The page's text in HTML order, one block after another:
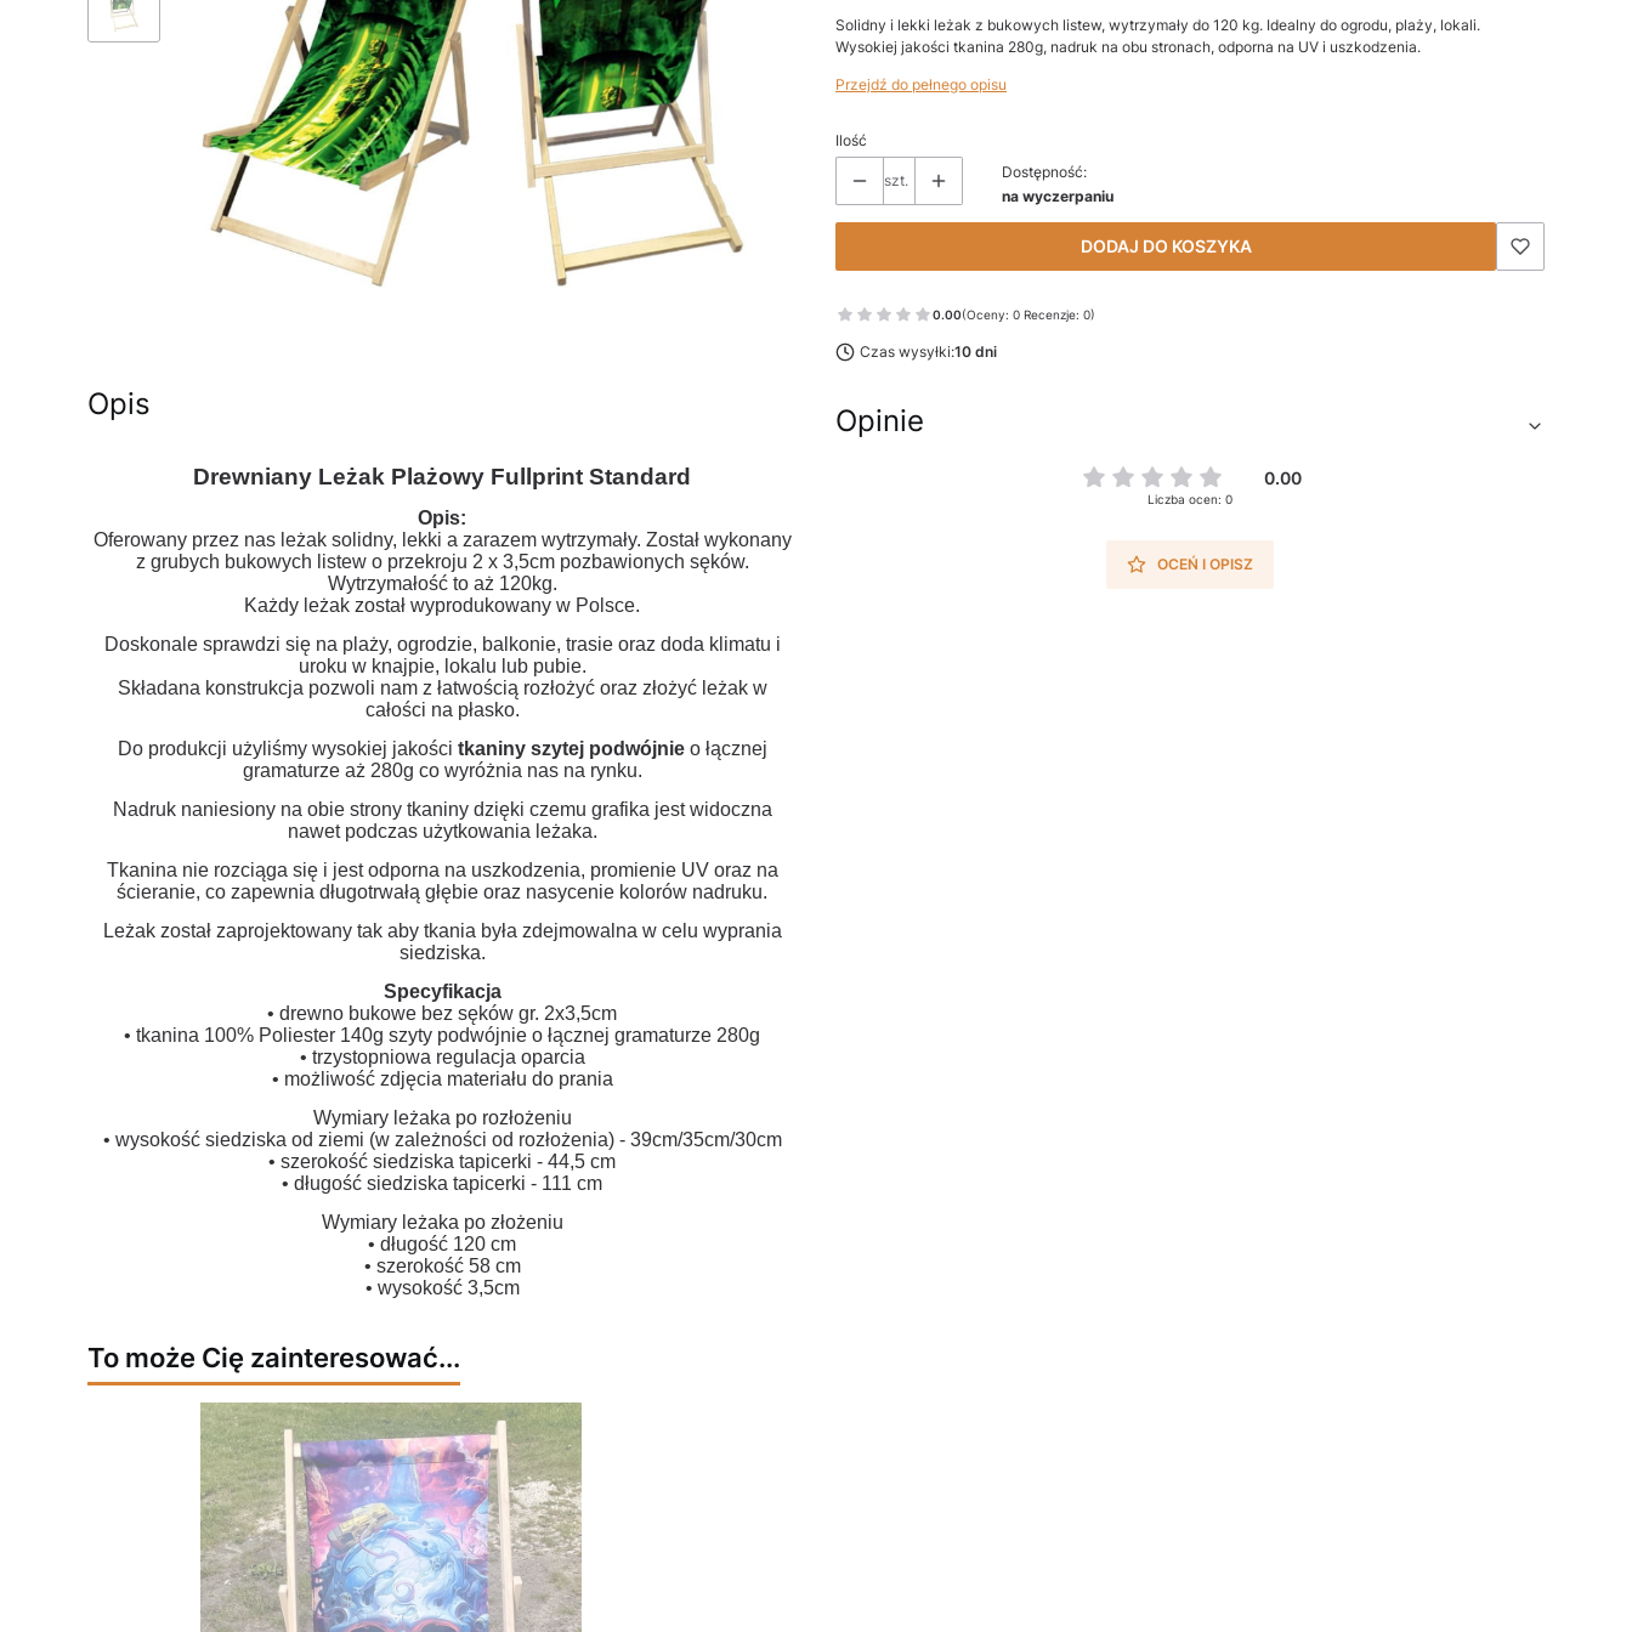
Solidny i lekki leżak z bukowych listew, wytrzymały do 120 kg. Idealny do ogrodu, plaży, lokali.
Wysokiej jakości tkanina 280g, nadruk na obu stronach, odporna na UV i uszkodzenia.
Przejdź do pełnego opisu
Ilość
szt.
Dostępność:
na wyczerpaniu
DODAJ DO KOSZYKA
0.00(Oceny: 0 Recenzje: 0)
Czas wysyłki:10 dni
Opis
Drewniany Leżak Plażowy Fullprint Standard
Opis:
Oferowany przez nas leżak solidny, lekki a zarazem wytrzymały. Został wykonany
z grubych bukowych listew o przekroju 2 x 3,5cm pozbawionych sęków.
Wytrzymałość to aż 120kg.
Każdy leżak został wyprodukowany w Polsce.
Doskonale sprawdzi się na plaży, ogrodzie, balkonie, trasie oraz doda klimatu i
uroku w knajpie, lokalu lub pubie.
Składana konstrukcja pozwoli nam z łatwością rozłożyć oraz złożyć leżak w
całości na płasko.
Do produkcji użyliśmy wysokiej jakości tkaniny szytej podwójnieo łącznej
gramaturze aż 280g co wyróżnia nas na rynku.
Nadruk naniesiony na obie strony tkaniny dzięki czemu grafika jest widoczna
nawet podczas użytkowania leżaka.
Tkanina nie rozciąga się i jest odporna na uszkodzenia, promienie UV oraz na
ścieranie, co zapewnia długotrwałą głębie oraz nasycenie kolorów nadruku.
Leżak został zaprojektowany tak aby tkania była zdejmowalna w celu wyprania
siedziska.
Specyfikacja
• drewno bukowe bez sęków gr. 2x3,5cm
• tkanina 100% Poliester 140g szyty podwójnie o łącznej gramaturze 280g
• trzystopniowa regulacja oparcia
• możliwość zdjęcia materiału do prania
Wymiary leżaka po rozłożeniu
• wysokość siedziska od ziemi (w zależności od rozłożenia) - 39cm/35cm/30cm
• szerokość siedziska tapicerki - 44,5 cm
• długość siedziska tapicerki - 111 cm
Wymiary leżaka po złożeniu
• długość 120 cm
• szerokość 58 cm
• wysokość 3,5cm
Opinie
0.00
Liczba ocen: 0
OCEŃ I OPISZ
To może Cię zainteresować...